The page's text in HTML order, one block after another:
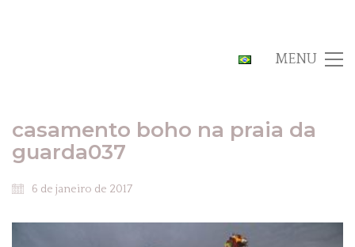
MENU
casamento boho na praia da
guarda037
6 de janeiro de 2017